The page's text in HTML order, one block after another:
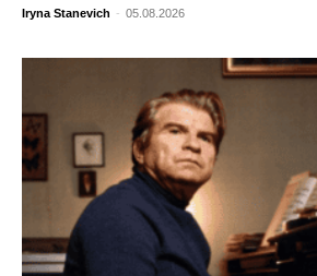
Iryna Stanevich - 05.08.2026